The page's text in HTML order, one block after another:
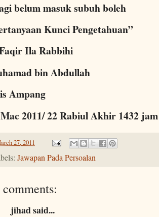
belum masuk subuh boleh
Kunci Pengetahuan”
Ila Rabbihi
bin Abdullah
Ampang
2011/ 22 Rabiul Akhir 1432
27, 2011
Jawapan Pada Persoalan
comments:
jihad said...